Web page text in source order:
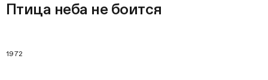
Птица неба не боится
1972